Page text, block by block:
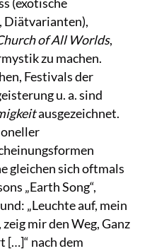
, Diätvarianten),
of All Worlds,
zu machen.
Festivals der
u. a. sind
ausgezeichnet.
gleichen sich oftmals
„Earth Song“,
„Leuchte auf, mein
mir den Weg, Ganz
[…]“ nach dem